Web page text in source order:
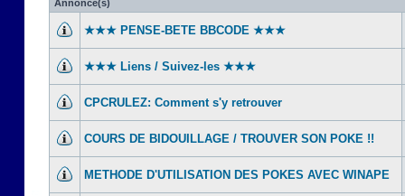
Annonce(s)
★★★ PENSE-BETE BBCODE ★★★
★★★ Liens / Suivez-les ★★★
CPCRULEZ: Comment s'y retrouver‎
COURS DE BIDOUILLAGE / TROUVER SON POKE !!
METHODE D'UTILISATION DES POKES AVEC WINAPE